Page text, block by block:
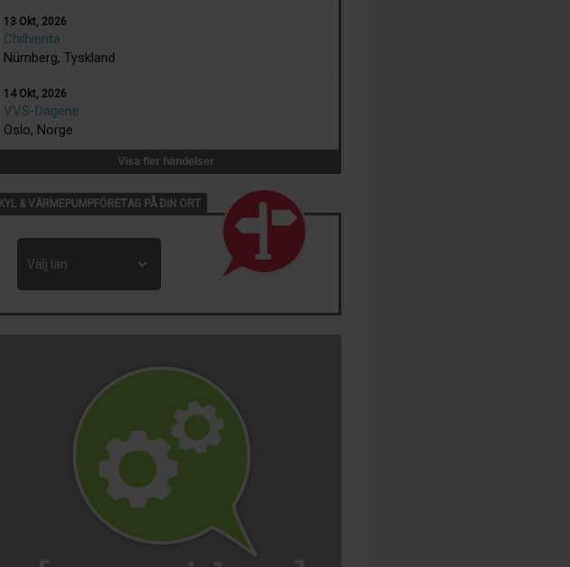
13 Okt, 2026
Chillventa
Nürnberg, Tyskland
14 Okt, 2026
VVS-Dagene
Oslo, Norge
Visa fler händelser
KYL & VÄRMEPUMPFÖRETAG PÅ DIN ORT